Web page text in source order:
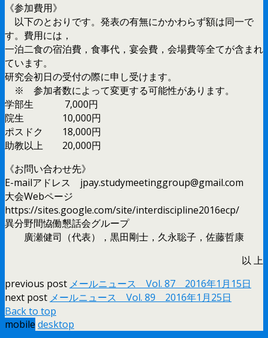
《参加費用》
以下のとおりです。発表の有無にかかわらず額は同一で
す。費用には，
一泊二食の宿泊費，食事代，宴会費，会場費等全てが含まれ
ています。
研究会初日の受付の際に申し受けます。
※ 参加者数によって変更する可能性があります。
学部生 7,000円
院生 10,000円
ポスドク 18,000円
助教以上 20,000円
《お問い合わせ先》
E-mailアドレス jpay.studymeetinggroup@gmail.com
大会Webページ
https://sites.google.com/site/interdiscipline2016ecp/
異分野間恊働懇話会グループ
廣瀬健司（代表），黒田剛士，久永聡子，佐藤哲康
以 上
previous post メールニュース Vol. 87 2016年1月15日
next post メールニュース Vol. 89 2016年1月25日
Back to top
mobile desktop